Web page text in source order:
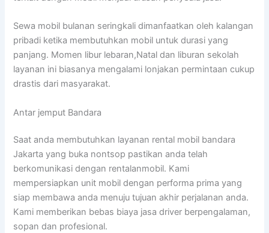
Sewa mobil bulanan seringkali dimanfaatkan oleh kalangan
pribadi ketika membutuhkan mobil untuk durasi yang
panjang. Momen libur lebaran,Natal dan liburan sekolah
layanan ini biasanya mengalami lonjakan permintaan cukup
drastis dari masyarakat.
Antar jemput Bandara
Saat anda membutuhkan layanan rental mobil bandara
Jakarta yang buka nontsop pastikan anda telah
berkomunikasi dengan rentalanmobil. Kami
mempersiapkan unit mobil dengan performa prima yang
siap membawa anda menuju tujuan akhir perjalanan anda.
Kami memberikan bebas biaya jasa driver berpengalaman,
sopan dan profesional.